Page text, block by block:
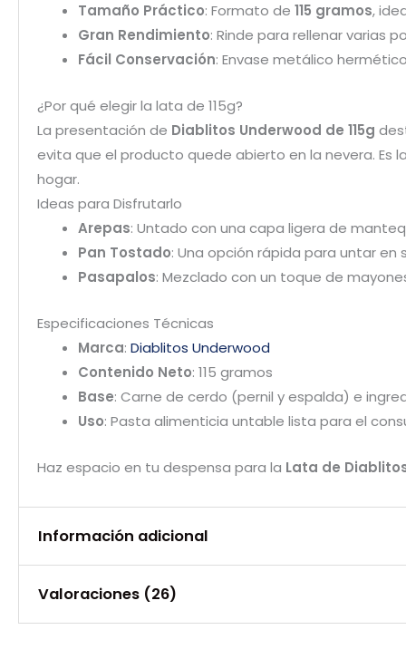
Tamaño Práctico: Formato de 115 gramos,
Gran Rendimiento: Rinde para rellenar varias
Fácil Conservación: Envase metálico
¿Por qué elegir la lata de 115g?
La presentación de Diablitos Underwood de 115g
evita que el producto quede abierto en la nevera. Es
hogar.
Ideas para Disfrutarlo
Arepas: Untado con una capa ligera de
Pan Tostado: Una opción rápida para untar
Pasapalos: Mezclado con un toque de
Especificaciones Técnicas
Marca: Diablitos Underwood
Contenido Neto: 115 gramos
Base: Carne de cerdo (pernil y espalda) e
Uso: Pasta alimenticia untable lista para el
Haz espacio en tu despensa para la Lata de
Información adicional
Peso
Valoraciones (26)